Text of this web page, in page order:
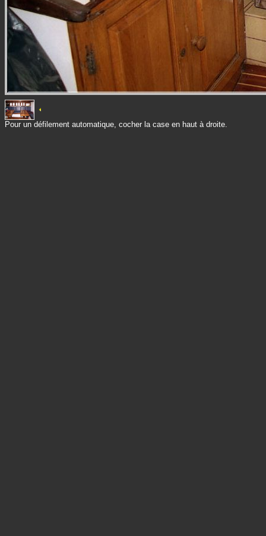
Pour un défilement automatique, cocher la case en haut à droite.